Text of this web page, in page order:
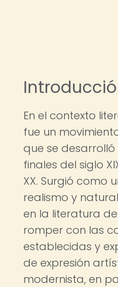
En el contexto
fue un
que se
finales del siglo
XX. Surgió como
realismo y
en la literatura
romper con las
establecidas y
de expresión
modernista, en